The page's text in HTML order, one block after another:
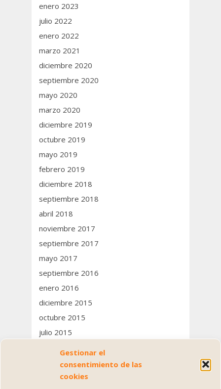
Gestionar el
consentimiento de las
cookies
enero 2023
julio 2022
enero 2022
marzo 2021
diciembre 2020
septiembre 2020
mayo 2020
marzo 2020
diciembre 2019
octubre 2019
mayo 2019
febrero 2019
diciembre 2018
septiembre 2018
abril 2018
noviembre 2017
septiembre 2017
mayo 2017
septiembre 2016
enero 2016
diciembre 2015
octubre 2015
julio 2015
Categorías